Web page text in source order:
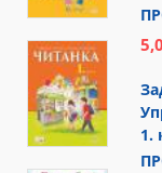
1.